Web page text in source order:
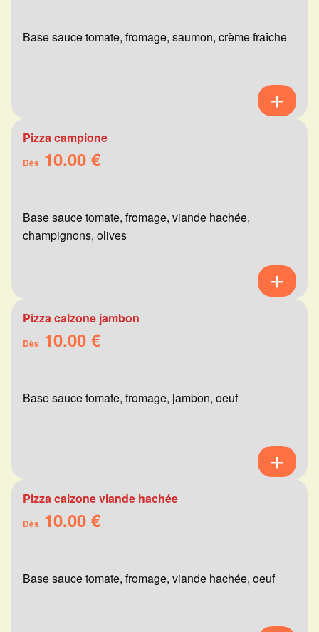
Base sauce tomate, fromage, saumon, crème fraîche
Pizza campione
Dès 10.00 €
Base sauce tomate, fromage, viande hachée,
champignons, olives
Pizza calzone jambon
Dès 10.00 €
Base sauce tomate, fromage, jambon, oeuf
Pizza calzone viande hachée
Dès 10.00 €
Base sauce tomate, fromage, viande hachée, oeuf